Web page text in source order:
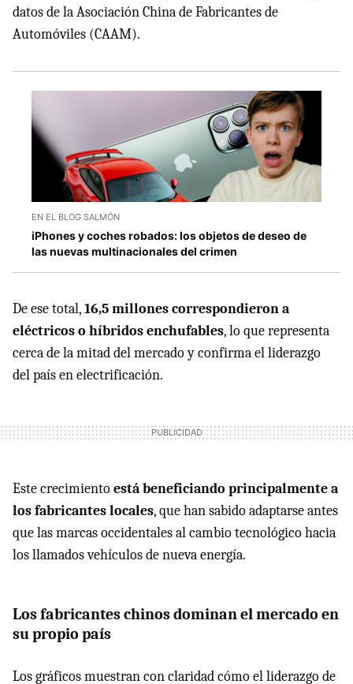
datos de la Asociación China de Fabricantes de
Automóviles (CAAM).
EN EL BLOG SALMÓN
iPhones y coches robados: los objetos de deseo de
las nuevas multinacionales del crimen
De ese total,16,5 millones correspondieron a
eléctricos o híbridos enchufables, lo que representa
cerca de la mitad del mercado y confirma el liderazgo
del país en electrificación.
Este crecimientoestá beneficiando principalmente a
los fabricantes locales, que han sabido adaptarse antes
que las marcas occidentales al cambio tecnológico hacia
los llamados vehículos de nueva energía.
Los fabricantes chinos dominan el mercado en
su propio país
Los gráficos muestran con claridad cómo el liderazgo de